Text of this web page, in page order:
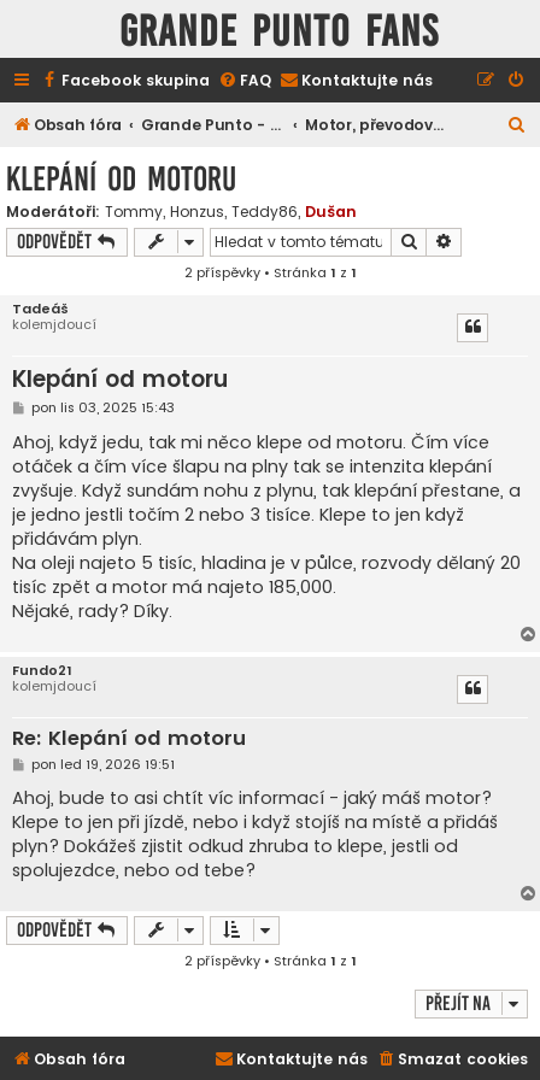
GRANDE PUNTO FANS
Facebook skupina FAQ Kontaktujte nás
Obsah fóra Grande Punto - technické záležitosti Motor, převodovka, sání, výfuk, atd.
Klepání od motoru
Moderátoři: Tommy, Honzus, Teddy86, Dušan
Odpovědět Hledat
2 příspěvky • Stránka 1 z 1
Tadeáš
kolemjdoucí
Klepání od motoru
P
í
s
p
ě
v
e
k
pon lis 03, 2025 15:43
Ahoj, když jedu, tak mi něco klepe od motoru. Čím více
otáček a čím více šlapu na plny tak se intenzita klepání
zvyšuje. Když sundám nohu z plynu, tak klepání přestane, a
je jedno jestli točím 2 nebo 3 tisíce. Klepe to jen když
přidávám plyn.
Na oleji najeto 5 tisíc, hladina je v půlce, rozvody dělaný 20
tisíc zpět a motor má najeto 185,000.
Nějaké, rady? Díky.
Fundo21
kolemjdoucí
Re: Klepání od motoru
P
í
s
p
ě
v
e
pon led 19, 2026 19:51
Ahoj, bude to asi chtít víc informací - jaký máš motor?
Klepe to jen při jízdě, nebo i když stojíš na místě a přidáš
plyn? Dokážeš zjistit odkud zhruba to klepe, jestli od
spolujezdce, nebo od tebe?
Odpovědět
2 příspěvky • Stránka 1 z 1
Přejít na
Obsah fóra Smazat cookies
Kontaktujte nás